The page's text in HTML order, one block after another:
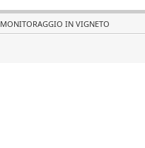
MONITORAGGIO IN VIGNETO